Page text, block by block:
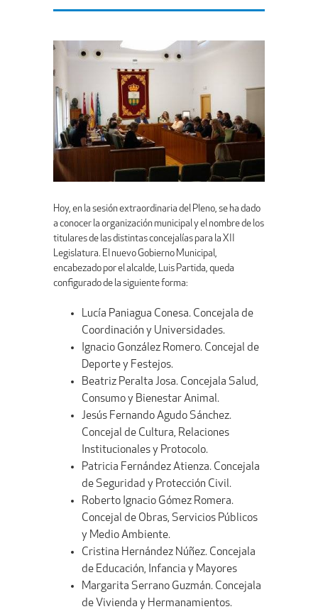
Hoy, en la sesión extraordinaria del Pleno, se ha dado
a conocer la organización municipal y el nombre de los
titulares de las distintas concejalías para la XII
Legislatura. El nuevo Gobierno Municipal,
encabezado por el alcalde, Luis Partida, queda
configurado de la siguiente forma:
Lucía Paniagua Conesa. Concejala de
Coordinación y Universidades.
Ignacio González Romero. Concejal de
Deporte y Festejos.
Beatriz Peralta Josa. Concejala Salud,
Consumo y Bienestar Animal.
Jesús Fernando Agudo Sánchez.
Concejal de Cultura, Relaciones
Institucionales y Protocolo.
Patricia Fernández Atienza. Concejala
de Seguridad y Protección Civil.
Roberto Ignacio Gómez Romera.
Concejal de Obras, Servicios Públicos
y Medio Ambiente.
Cristina Hernández Núñez. Concejala
de Educación, Infancia y Mayores
Margarita Serrano Guzmán. Concejala
de Vivienda y Hermanamientos.